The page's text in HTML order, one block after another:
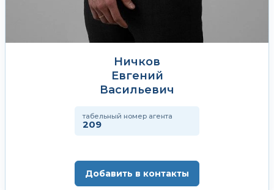
Ничков
Евгений
Васильевич
табельный номер агента
209
Добавить в контакты